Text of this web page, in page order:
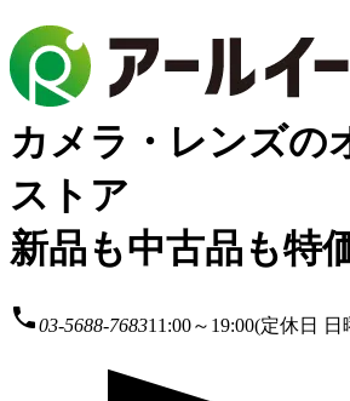
カメラ・レンズの
ストア
新品も中古品も特
local_phone03-5688-768311:00～19:00(定休日